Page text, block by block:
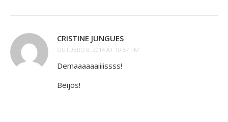
CRISTINE JUNGUES
OUTUBRO 8, 2014 AT 10:57 PM
Demaaaaaaiiiissss!
Beijos!